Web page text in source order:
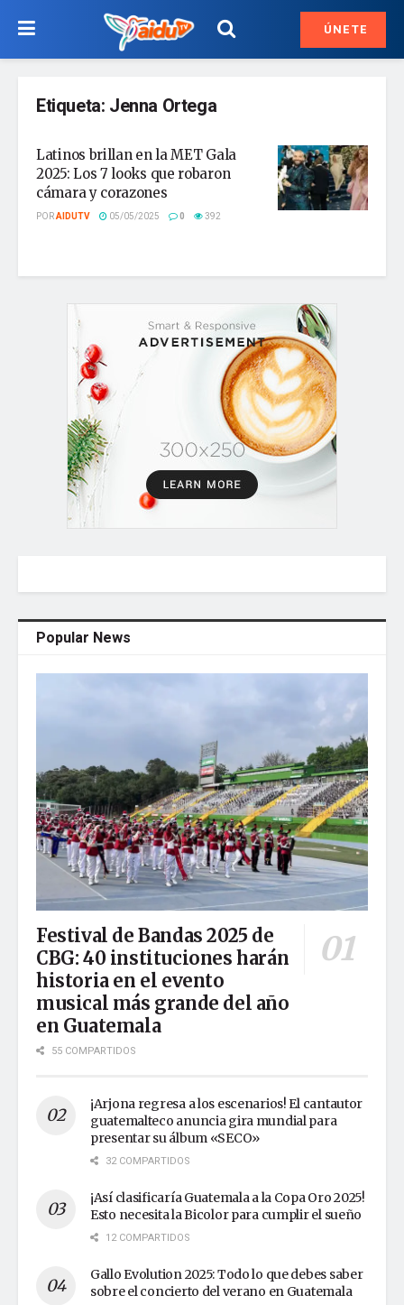
ÚNETE
Etiqueta: Jenna Ortega
Latinos brillan en la MET Gala
2025: Los 7 looks que robaron
cámara y corazones
PORAIDUTV 05/05/2025 0 392
Popular News
Festival de Bandas 2025 de
CBG: 40 instituciones harán
historia en el evento
musical más grande del año
en Guatemala
55 COMPARTIDOS
¡Arjona regresa a los escenarios! El cantautor
guatemalteco anuncia gira mundial para
presentar su álbum «SECO»
32 COMPARTIDOS
¡Así clasificaría Guatemala a la Copa Oro 2025!
Esto necesita la Bicolor para cumplir el sueño
12 COMPARTIDOS
Gallo Evolution 2025: Todo lo que debes saber
sobre el concierto del verano en Guatemala